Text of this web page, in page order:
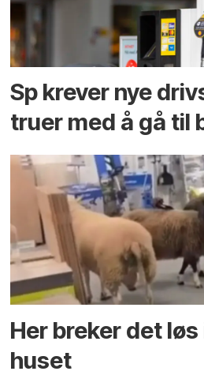
Sp krever nye
truer med å gå til
Her breker det
huset